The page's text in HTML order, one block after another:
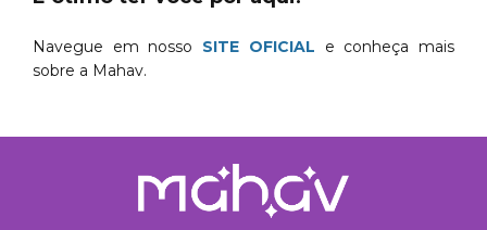
Navegue em nosso SITE OFICIAL e conheça mais
sobre a Mahav.